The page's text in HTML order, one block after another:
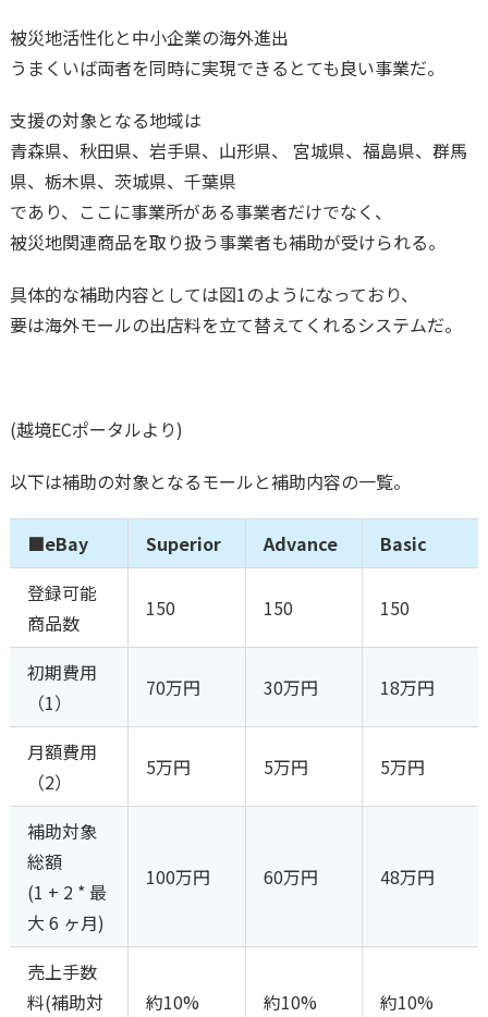
被災地活性化と中小企業の海外進出
うまくいば両者を同時に実現できるとても良い事業だ。
支援の対象となる地域は
青森県、秋田県、岩手県、山形県、 宮城県、福島県、群馬
県、栃木県、茨城県、千葉県
であり、ここに事業所がある事業者だけでなく、
被災地関連商品を取り扱う事業者も補助が受けられる。
具体的な補助内容としては図1のようになっており、
要は海外モールの出店料を立て替えてくれるシステムだ。
(越境ECポータルより)
以下は補助の対象となるモールと補助内容の一覧。
■eBay Superior Advance
Basic
登録可能
商品数
150 150 150
初期費用
（1）
70万円 30万円 18万円
月額費用
（2）
5万円 5万円 5万円
補助対象
総額
(1 + 2 * 最
大 6 ヶ月)
100万円 60万円 48万円
売上手数
料(補助対
約10% 約10% 約10%